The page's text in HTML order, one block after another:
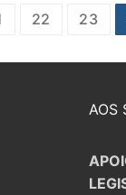
22 23
AOS